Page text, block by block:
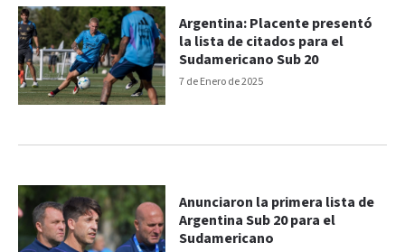
7 de Enero de 2025
Argentina: Placente presentó
la lista de citados para el
Sudamericano Sub 20
Anunciaron la primera lista de
Argentina Sub 20 para el
Sudamericano